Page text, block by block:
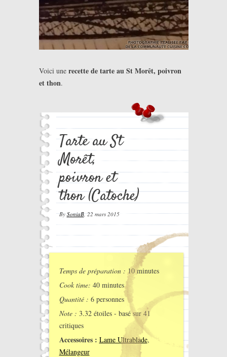
Voici unerecette de tarte au St Morêt, poivron
et thon.
Tarte au St
Morêt,
poivron et
thon (Catoche)
By SoniaB,22 mars 2015
Temps de préparation : 10 minutes
Cook time: 40 minutes
Quantité : 6 personnes
Note : 3.32étoiles - basé sur 41
critiques
Accessoires : Lame Ultrablade,
Mélangeur